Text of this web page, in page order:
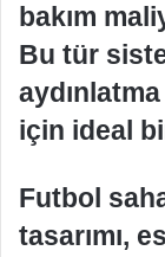
bakım
Bu tür
için ideal
Futbol
tasarımı,